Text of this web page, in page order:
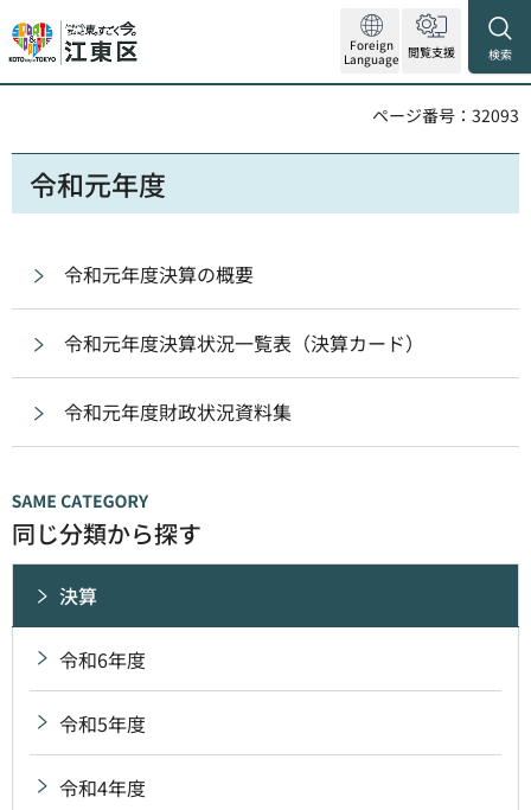
Foreign
Language 閲覧支援 検索
ページ番号：32093
令和元年度
令和元年度決算の概要
令和元年度決算状況一覧表（決算カード）
令和元年度財政状況資料集
同じ分類から探す
決算
令和6年度
令和5年度
令和4年度